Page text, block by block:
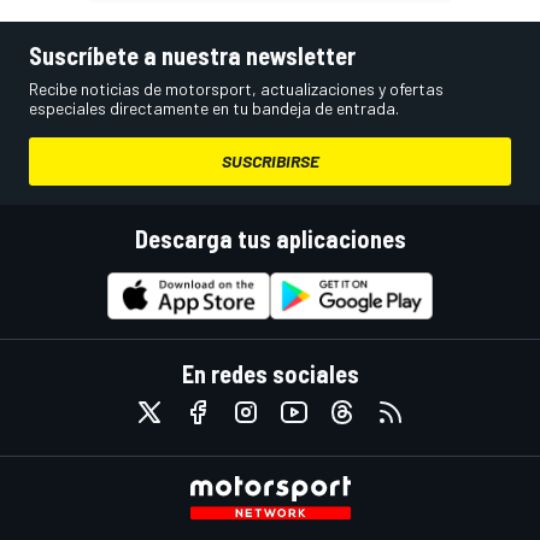
Suscríbete a nuestra newsletter
Recibe noticias de motorsport, actualizaciones y ofertas
especiales directamente en tu bandeja de entrada.
SUSCRIBIRSE
Descarga tus aplicaciones
En redes sociales